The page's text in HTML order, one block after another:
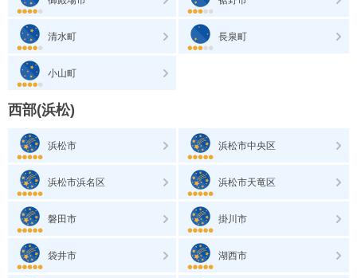
清水町 長泉町
小山町
西部(浜松)
浜松市 浜松市中央区
浜松市浜名区 浜松市天竜区
磐田市 掛川市
袋井市 湖西市